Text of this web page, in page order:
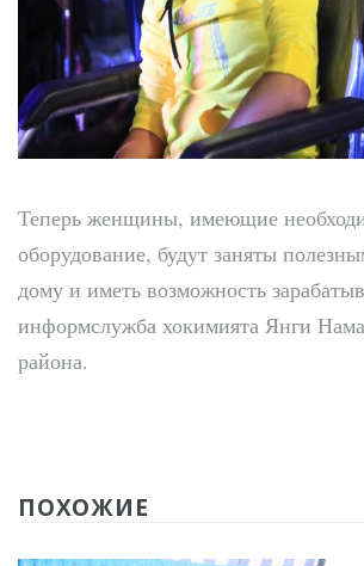
Теперь женщины, имеющие
оборудование, будут заняты
дому и иметь возможность
информслужба хокимията Янги
района.
ПОХОЖИЕ